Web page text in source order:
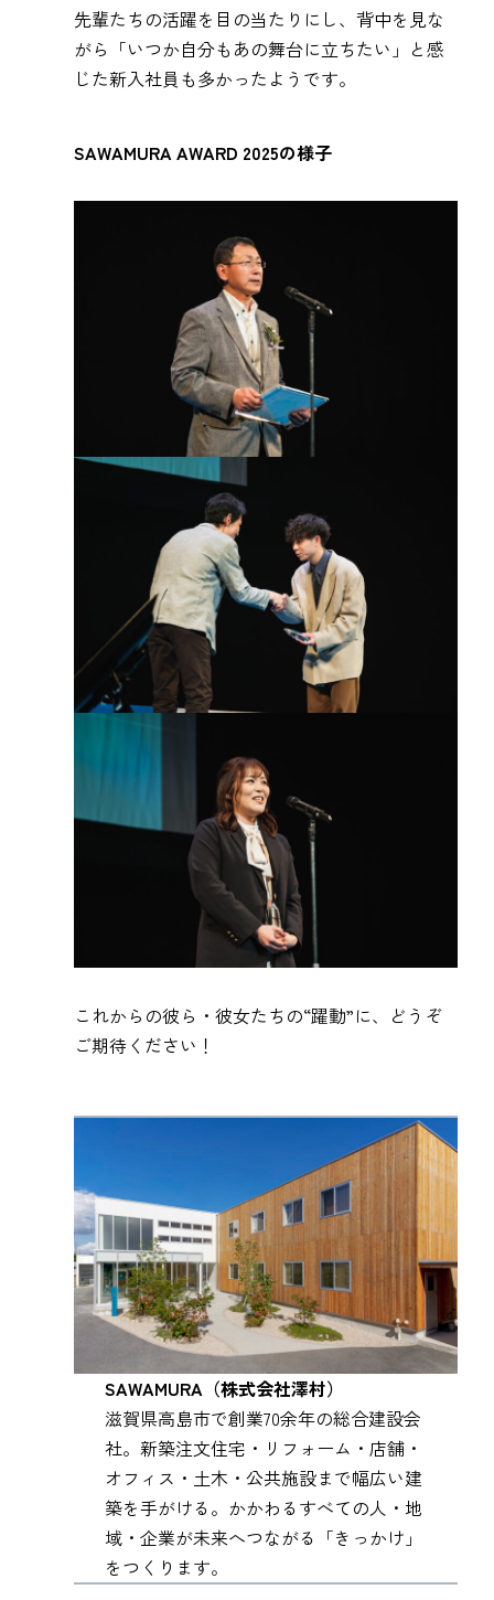
先輩たちの活躍を目の当たりにし、背中を見な
がら「いつか自分もあの舞台に立ちたい」と感
じた新入社員も多かったようです。
SAWAMURA AWARD 2025の様子
これからの彼ら・彼女たちの“躍動”に、どうぞ
ご期待ください！
SAWAMURA（株式会社澤村）
滋賀県高島市で創業70余年の総合建設会
社。新築注文住宅・リフォーム・店舗・
オフィス・土木・公共施設まで幅広い建
築を手がける。かかわるすべての人・地
域・企業が未来へつながる「きっかけ」
をつくります。